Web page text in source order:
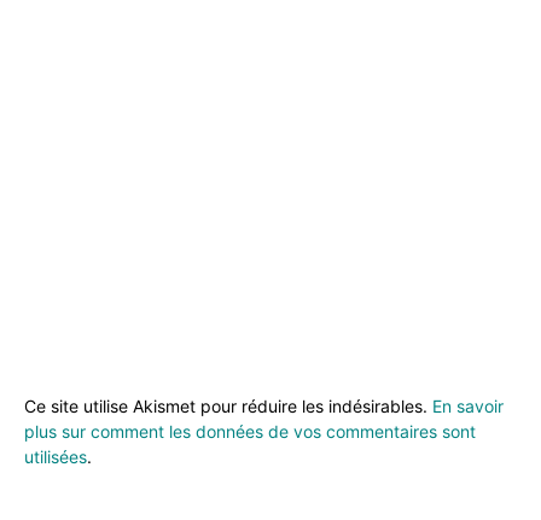
Ce site utilise Akismet pour réduire les indésirables. En savoir
plus sur comment les données de vos commentaires sont
utilisées.